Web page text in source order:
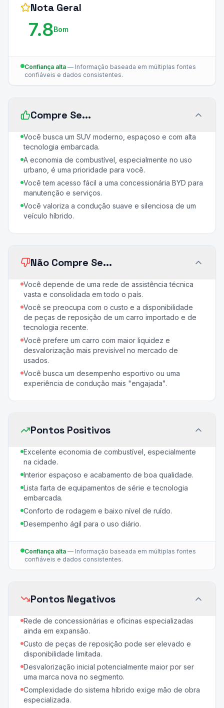
Nota Geral
7.8Bom
Confiança alta — Informação baseada em múltiplas fontes
confiáveis e dados consistentes.
Compre Se...
Você busca um SUV moderno, espaçoso e com alta
tecnologia embarcada.
A economia de combustível, especialmente no uso
urbano, é uma prioridade para você.
Você tem acesso fácil a uma concessionária BYD para
manutenção e serviços.
Você valoriza a condução suave e silenciosa de um
veículo híbrido.
Não Compre Se...
Você depende de uma rede de assistência técnica
vasta e consolidada em todo o país.
Você se preocupa com o custo e a disponibilidade
de peças de reposição de um carro importado e de
tecnologia recente.
Você prefere um carro com maior liquidez e
desvalorização mais previsível no mercado de
usados.
Você busca um desempenho esportivo ou uma
experiência de condução mais "engajada".
Pontos Positivos
Excelente economia de combustível, especialmente
na cidade.
Interior espaçoso e acabamento de boa qualidade.
Lista farta de equipamentos de série e tecnologia
embarcada.
Conforto de rodagem e baixo nível de ruído.
Desempenho ágil para o uso diário.
Confiança alta — Informação baseada em múltiplas fontes
confiáveis e dados consistentes.
Pontos Negativos
Rede de concessionárias e oficinas especializadas
ainda em expansão.
Custo de peças de reposição pode ser elevado e
disponibilidade limitada.
Desvalorização inicial potencialmente maior por ser
uma marca nova no segmento.
Complexidade do sistema híbrido exige mão de obra
especializada.